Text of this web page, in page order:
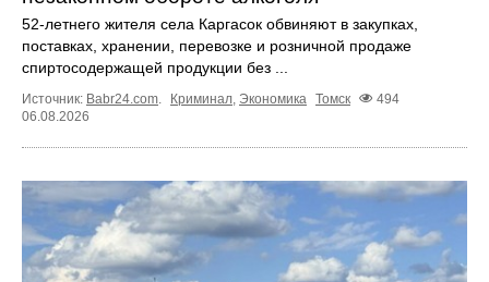
52-летнего жителя села Каргасок обвиняют в закупках,
поставках, хранении, перевозке и розничной продаже
спиртосодержащей продукции без ...
Источник: Babr24.com. Криминал, Экономика Томск
494
06.08.2026